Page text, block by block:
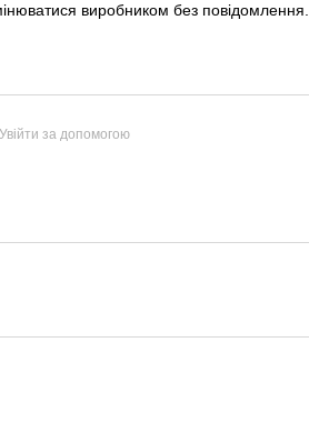
виробником без повідомлення.
Увійти за допомогою